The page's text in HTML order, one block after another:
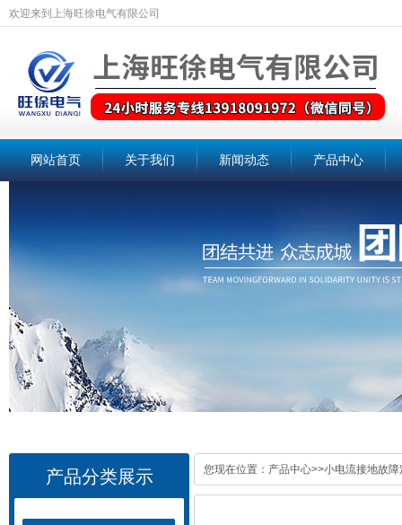
欢迎来到上海旺徐电气有限公司
网站首页 关于我们 新闻动态 产品中心
产品分类展示 您现在位置： 产品中心>>小电流接地故障